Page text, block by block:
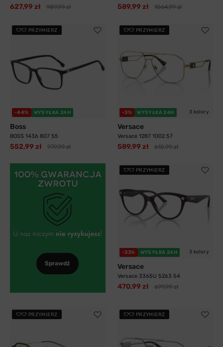
627,99 zł 989,99 zł 589,99 zł 1064,99 zł
PRZYMIERZ
-44% WYSYŁKA 24H
Boss
BOSS 1436 807 55
552,99 zł 979,99 zł
PRZYMIERZ
-3% WYSYŁKA 24H 3 kolory
Versace
Versace 1287 1002 57
589,99 zł 610,99 zł
Sprawdź
PRZYMIERZ
-33% WYSYŁKA 24H 3 kolory
Versace
Versace 3365U 5263 54
470,99 zł 699,99 zł
PRZYMIERZ PRZYMIERZ